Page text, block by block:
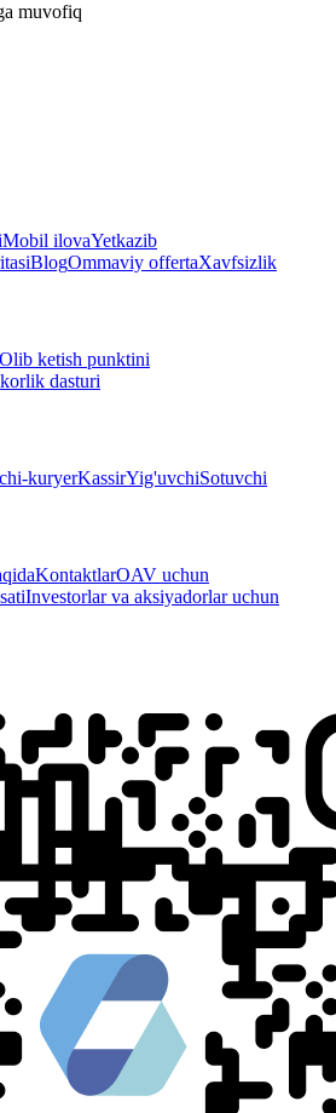
muvofiq
Mobil ilovaYetkazib
BlogOmmaviy offertaXavfsizlik
Olib ketish punktini
dasturi
kuryerKassirYig'uvchiSotuvchi
KontaktlarOAV uchun
Investorlar va aksiyadorlar uchun